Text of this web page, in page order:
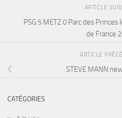
ARTICLE
PSG 5 METZ 0 Parc des
de France
ARTICLE
STEVE MANN
CATÉGORIES